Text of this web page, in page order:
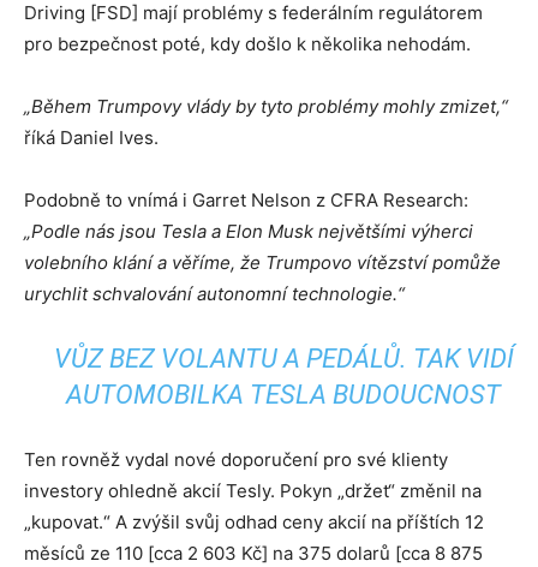
Driving [FSD] mají problémy s federálním regulátorem
pro bezpečnost poté, kdy došlo k několika nehodám.
„Během Trumpovy vlády by tyto problémy mohly zmizet,“
říká Daniel Ives.
Podobně to vnímá i Garret Nelson z CFRA Research:
„Podle nás jsou Tesla a Elon Musk největšími výherci
volebního klání a věříme, že Trumpovo vítězství pomůže
urychlit schvalování autonomní technologie.“
VŮZ BEZ VOLANTU A PEDÁLŮ. TAK VIDÍ
AUTOMOBILKA TESLA BUDOUCNOST
Ten rovněž vydal nové doporučení pro své klienty
investory ohledně akcií Tesly. Pokyn „držet“ změnil na
„kupovat.“ A zvýšil svůj odhad ceny akcií na příštích 12
měsíců ze 110 [cca 2 603 Kč] na 375 dolarů [cca 8 875